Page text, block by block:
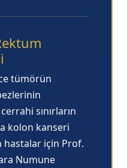
tümörün
sınırların
kolon kanseri
hastalar için Prof.
Numune